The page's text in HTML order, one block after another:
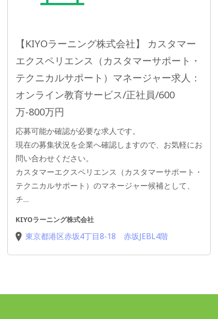
【KIYOラーニング株式会社】 カスタマー
エクスペリエンス（カスタマーサポート・
テクニカルサポート）マネージャー求人：
オンライン教育サービス/正社員/600
万-800万円
応募可能か確認が必要な求人です。
現在の募集状況を企業へ確認しますので、お気軽にお
問い合わせください。
カスタマーエクスペリエンス（カスタマーサポート・
テクニカルサポート）のマネージャー候補として、
チ…
KIYOラーニング株式会社
東京都港区赤坂4丁目8-18 赤坂JEBL4階